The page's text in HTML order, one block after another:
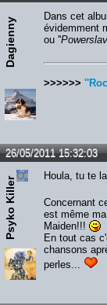
Dagienny
Dans cet
évidemment
ou ''
>>>>>>
26/05/2011 15:32:03
Psyko Killer
Houla, tu te
Concernant
est même
Maiden!!!
En tout cas
chansons
perles...